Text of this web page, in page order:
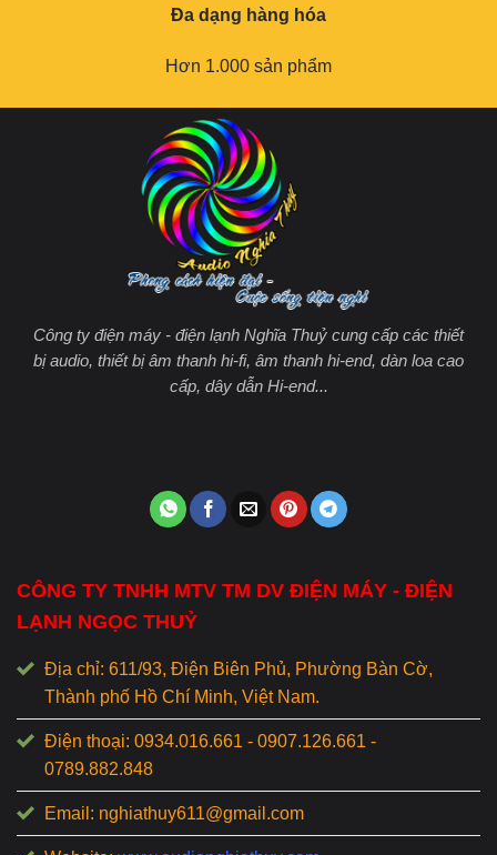
Đa dạng hàng hóa
Hơn 1.000 sản phẩm
Công ty điện máy - điện lạnh Nghĩa Thuỷ cung cấp các thiết
bị audio, thiết bị âm thanh hi-fi, âm thanh hi-end, dàn loa cao
cấp, dây dẫn Hi-end...
CÔNG TY TNHH MTV TM DV ĐIỆN MÁY - ĐIỆN
LẠNH NGỌC THUỶ
Địa chỉ: 611/93, Điện Biên Phủ, Phường Bàn Cờ,
Thành phố Hồ Chí Minh, Việt Nam.
Điện thoại: 0934.016.661 - 0907.126.661 -
0789.882.848
Email: nghiathuy611@gmail.com